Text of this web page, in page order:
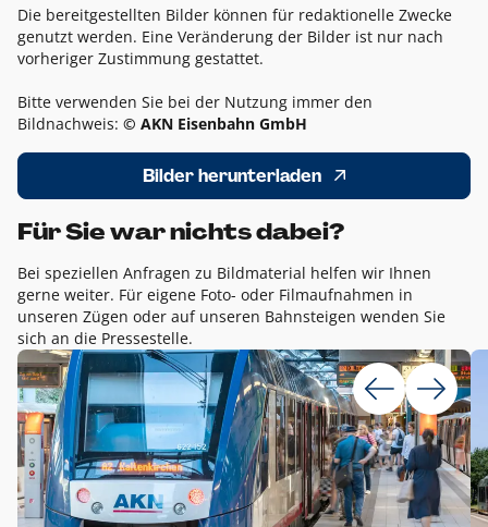
Die bereitgestellten Bilder können für redaktionelle Zwecke
genutzt werden. Eine Veränderung der Bilder ist nur nach
vorheriger Zustimmung gestattet.
Bitte verwenden Sie bei der Nutzung immer den
Bildnachweis: © AKN Eisenbahn GmbH
Bilder herunterladen
Für Sie war nichts dabei?
Bei speziellen Anfragen zu Bildmaterial helfen wir Ihnen
gerne weiter. Für eigene Foto- oder Filmaufnahmen in
unseren Zügen oder auf unseren Bahnsteigen wenden Sie
sich an die Pressestelle.